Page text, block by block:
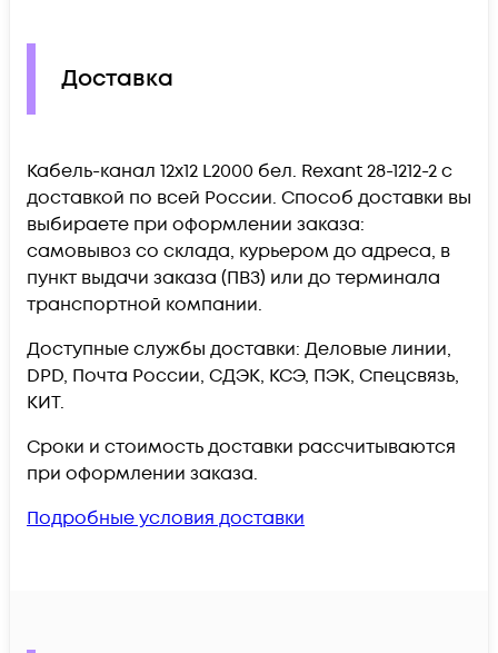
Доставка
Кабель-канал 12х12 L2000 бел. Rexant 28-1212-2 c
доставкой по всей России. Способ доставки вы
выбираете при оформлении заказа:
самовывоз со склада, курьером до адреса, в
пункт выдачи заказа (ПВЗ) или до терминала
транспортной компании.
Доступные службы доставки: Деловые линии,
DPD, Почта России, СДЭК, КСЭ, ПЭК, Спецсвязь,
КИТ.
Сроки и стоимость доставки рассчитываются
при оформлении заказа.
Подробные условия доставки